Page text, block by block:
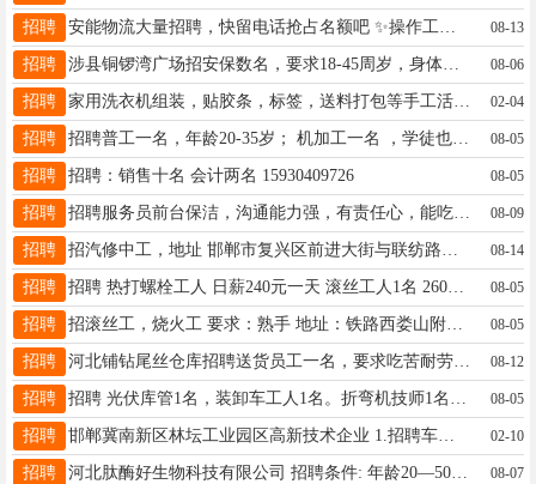
招聘 08-13
招聘 涉县铜锣湾广场招安保数名，要求18-45周岁，身体健康，吃苦耐劳，服从管理 17631686080 08-06
招聘 家用洗衣机组装，贴胶条，标签，送料打包等手工活，男16-55女16-49，认识字，两班倒，6000-7000每月，15号发薪 02-04
招聘 招聘普工一名，年龄20-35岁； 机加工一名 ，学徒也可以，年龄20-30岁； 地址：名关小西门 17631340251 08-05
招聘 招聘：销售十名 会计两名 15930409726 08-05
招聘 招聘服务员前台保洁，沟通能力强，有责任心，能吃苦耐劳精神 地址:丛台区紫薇苑便民市场(广泰街东)18631043066 08-09
招聘 08-14
招聘 招聘 热打螺栓工人 日薪240元一天 滚丝工人1名 260一天 高速搓丝机师傅 300一天 以上工作必须有经验 15932107717 魏庄村 招聘 人事专员 必须有2年以上工作经验 月薪4000元-5000元 河北铺西街口 13731004061 08-05
招聘 招滚丝工，烧火工 要求：熟手 地址：铁路西娄山附近 18632020301 08-05
招聘 河北铺钻尾丝仓库招聘送货员工一名，要求吃苦耐劳，不随意请假15369043707 08-12
招聘 08-05
招聘 邯郸冀南新区林坛工业园区高新技术企业 1.招聘车间技术员1名，要求化学相关专业，大专及以上学历，有3年以上工作经验，吃苦耐劳，有责任心，服从领导安排。薪资面议，包吃住，缴纳保险。 2.招聘门岗1名，50岁到60岁之间。 02-10
招聘 河北肽酶好生物科技有限公司 招聘条件: 年龄20—50岁，男性，身体健全，踏实肯干 工资待遇: 待遇：基本工资3000/计件工资，到手工资在3000--6000 时间：早晨7:30上班，中午12:00下班，下午1:30上班，下午下班时间看生产任务 电话：13103305110 08-07